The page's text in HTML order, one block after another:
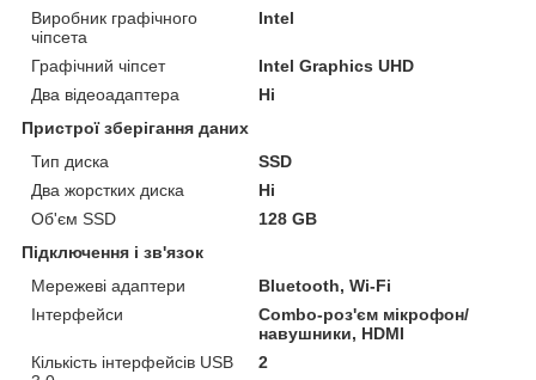
Виробник графічного
чіпсета
Intel
Графічний чіпсет
Intel Graphics UHD
Два відеоадаптера
Ні
Пристрої зберігання даних
Тип диска
SSD
Два жорстких диска
Ні
Об'єм SSD
128 GB
Підключення і зв'язок
Мережеві адаптери
Bluetooth, Wi-Fi
Інтерфейси
Combo-роз'єм мікрофон/
навушники, HDMI
Кількість інтерфейсів USB
2